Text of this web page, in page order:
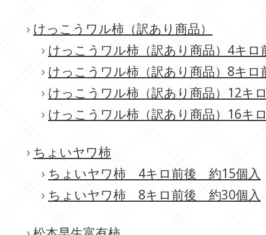
› けっこうワル柿（訳あり商品）
› けっこうワル柿（訳あり商品）4キ
› けっこうワル柿（訳あり商品）8キ
› けっこうワル柿（訳あり商品）12キ
› けっこうワル柿（訳あり商品）16キ
› ちょいヤワ柿
› ちょいヤワ柿 4キロ前後 約15個入
› ちょいヤワ柿 8キロ前後 約30個入